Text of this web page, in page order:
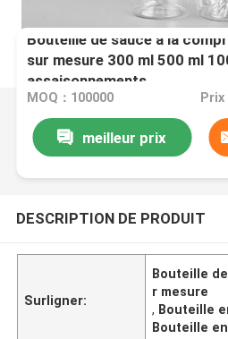
Bouteille de sauce à la
sur mesure 300 ml 500 ml
assaisonnements
MOQ：100000 Prix
meilleur prix
DESCRIPTION DE PRODUIT
Surligner:
Bouteille
r mesure
, Bouteille
Bouteille